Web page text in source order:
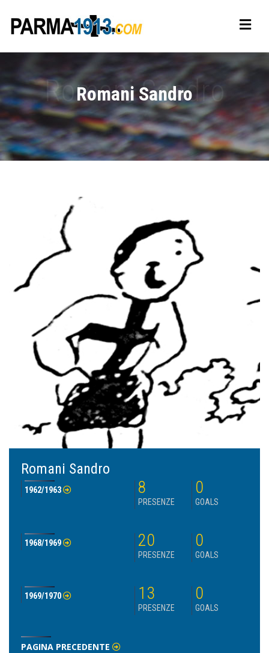
Romani Sandro
Romani Sandro
1962/1963 8
PRESENZE
0
GOALS
1968/1969 20
PRESENZE
0
GOALS
1969/1970 13
PRESENZE
0
GOALS
PAGINA PRECEDENTE